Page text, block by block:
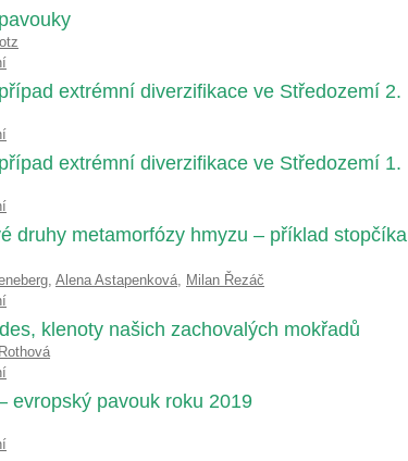
extrémní diverzifikace ve Středozemí 2.
extrémní diverzifikace ve Středozemí 1.
druhy metamorfózy hmyzu – příklad stopčíka
, Alena Astapenková, Milan Řezáč
klenoty našich zachovalých mokřadů
evropský pavouk roku 2019